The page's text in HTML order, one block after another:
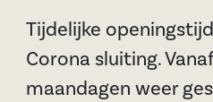
Tijdelijke
Corona sluiting.
maandagen weer